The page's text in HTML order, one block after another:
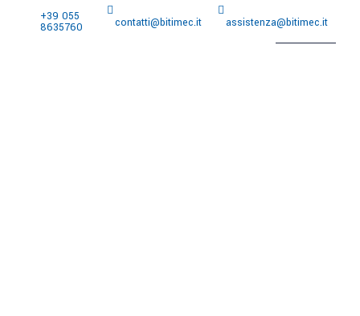
+39 055
8635760 contatti@bitimec.it assistenza@bitimec.it
Home Azienda Prodotti